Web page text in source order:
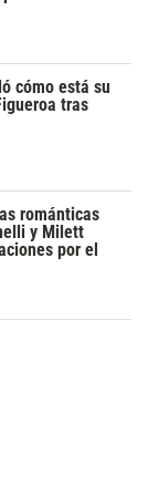
cómo está su
tras
románticas
y Milett
por el